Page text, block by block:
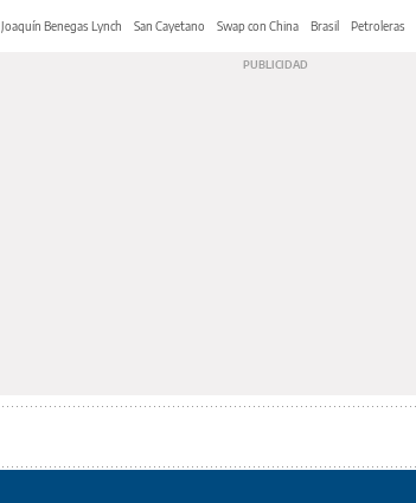
Joaquín Benegas Lynch San Cayetano Swap con China Brasil Petroleras